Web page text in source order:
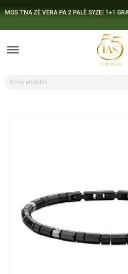
toMOS T'NA ZË VERA PA 2 PALË SYZE! 1+1
Search